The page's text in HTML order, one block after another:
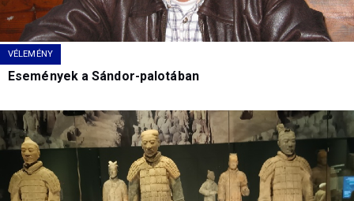
VÉLEMÉNY
Események a Sándor-palotában